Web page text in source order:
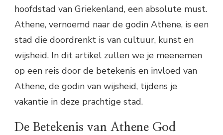
hoofdstad van Griekenland, een absolute must.
Athene, vernoemd naar de godin Athene, is een
stad die doordrenkt is van cultuur, kunst en
wijsheid. In dit artikel zullen we je meenemen
op een reis door de betekenis en invloed van
Athene, de godin van wijsheid, tijdens je
vakantie in deze prachtige stad.
De Betekenis van Athene God